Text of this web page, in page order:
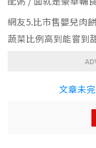
網友5.比市售嬰兒肉
蔬菜比例高到能嘗到
文章未